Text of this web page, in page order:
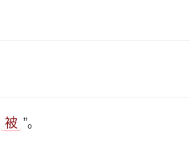
被 ”。